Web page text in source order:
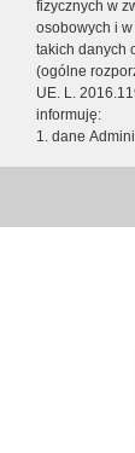
fizycznych w
osobowych i
takich danych
(ogólne
UE. L.
informuję:
1. dane